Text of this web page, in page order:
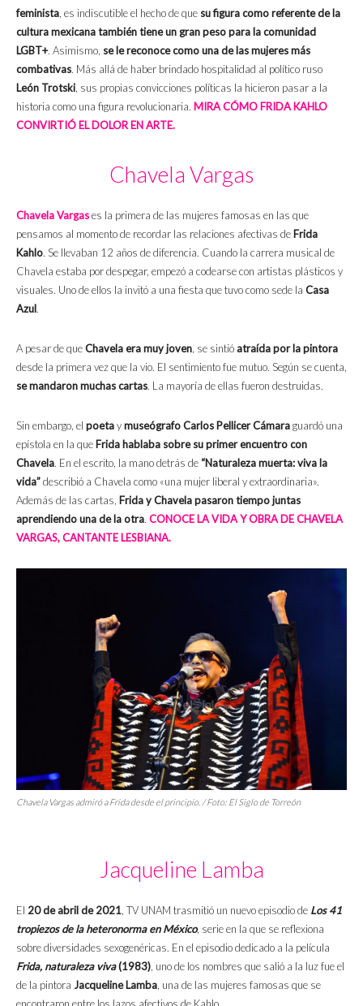
feminista, es indiscutible el hecho de que su figura como referente de la
cultura mexicana también tiene un gran peso para la comunidad
LGBT+. Asimismo, se le reconoce como una de las mujeres más
combativas. Más allá de haber brindado hospitalidad al político ruso
León Trotski, sus propias convicciones políticas la hicieron pasar a la
historia como una figura revolucionaria. MIRA CÓMO FRIDA KAHLO
CONVIRTIÓ EL DOLOR EN ARTE.
Chavela Vargas
Chavela Vargases la primera de las mujeres famosas en las que
pensamos al momento de recordar las relaciones afectivas de Frida
Kahlo. Se llevaban 12 años de diferencia. Cuando la carrera musical de
Chavela estaba por despegar, empezó a codearse con artistas plásticos y
visuales. Uno de ellos la invitó a una fiesta que tuvo como sede la Casa
Azul.
A pesar de queChavela era muy joven, se sintió atraída por la pintora
desde la primera vez que la vio. El sentimiento fue mutuo. Según se cuenta,
se mandaron muchas cartas. La mayoría de ellas fueron destruidas.
Sin embargo, el poetaymuseógrafoCarlos Pellicer Cámaraguardó una
epístola en la que Frida hablaba sobre su primer encuentro con
Chavela. En el escrito, la mano detrás de “Naturaleza muerta: viva la
vida”describió a Chavela como «una mujer liberal y extraordinaria».
Además de las cartas, Frida y Chavela pasaron tiempo juntas
aprendiendo una de la otra. CONOCE LA VIDA Y OBRA DE CHAVELA
VARGAS, CANTANTE LESBIANA.
Chavela Vargas admiró a Frida desde el principio. / Foto: El Siglo de Torreón
Jacqueline Lamba
El 20 de abril de 2021 , TV UNAM trasmitió un nuevo episodio de Los 41
tropiezos de la heteronorma en México, serie en la que se reflexiona
sobre diversidades sexogenéricas. En el episodio dedicado a la película
Frida, naturaleza viva(1983) , uno de los nombres que salió a la luz fue el
de la pintora Jacqueline Lamba , una de las mujeres famosas que se